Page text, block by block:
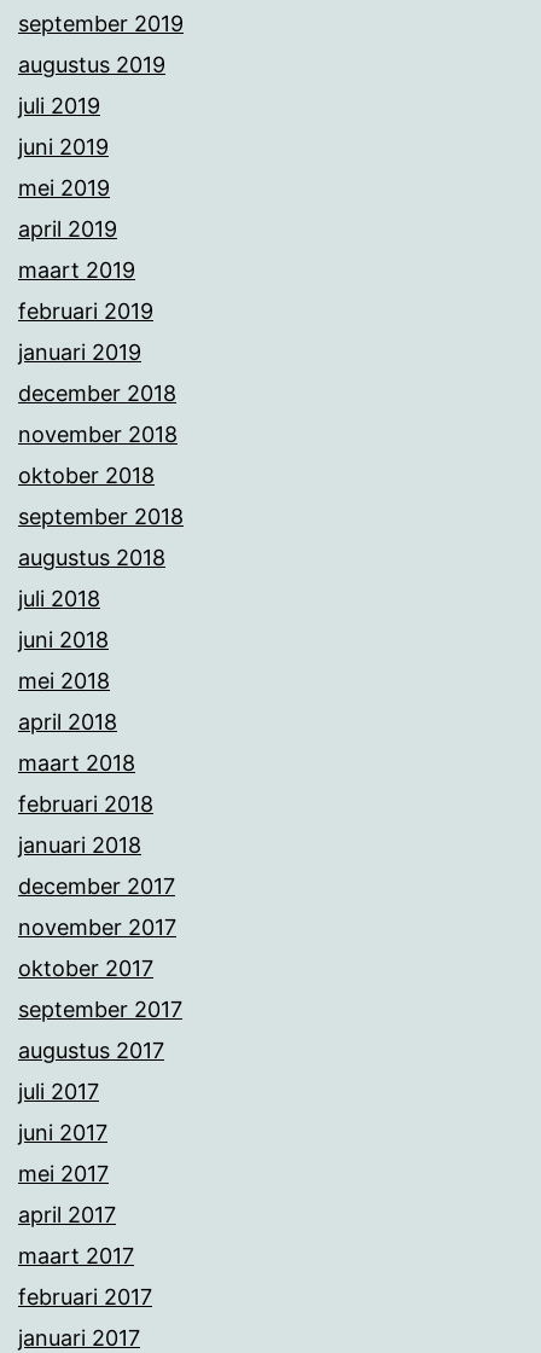
september 2019
augustus 2019
juli 2019
juni 2019
mei 2019
april 2019
maart 2019
februari 2019
januari 2019
december 2018
november 2018
oktober 2018
september 2018
augustus 2018
juli 2018
juni 2018
mei 2018
april 2018
maart 2018
februari 2018
januari 2018
december 2017
november 2017
oktober 2017
september 2017
augustus 2017
juli 2017
juni 2017
mei 2017
april 2017
maart 2017
februari 2017
januari 2017